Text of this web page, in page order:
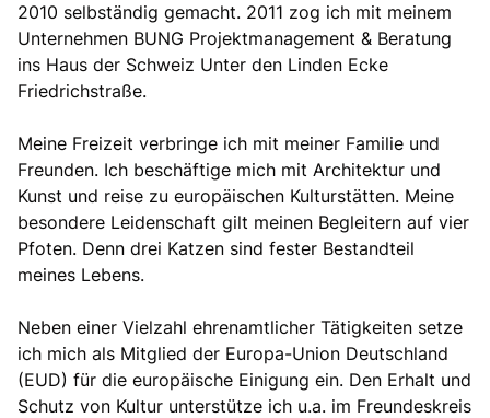
2010 selbständig gemacht. 2011 zog ich mit meinem
Unternehmen BUNG Projektmanagement & Beratung
ins Haus der Schweiz Unter den Linden Ecke
Friedrichstraße.
Meine Freizeit verbringe ich mit meiner Familie und
Freunden. Ich beschäftige mich mit Architektur und
Kunst und reise zu europäischen Kulturstätten. Meine
besondere Leidenschaft gilt meinen Begleitern auf vier
Pfoten. Denn drei Katzen sind fester Bestandteil
meines Lebens.
Neben einer Vielzahl ehrenamtlicher Tätigkeiten setze
ich mich als Mitglied der Europa-Union Deutschland
(EUD) für die europäische Einigung ein. Den Erhalt und
Schutz von Kultur unterstütze ich u.a. im Freundeskreis